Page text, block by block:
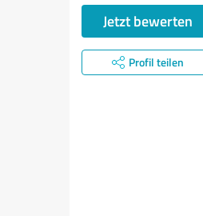
Jetzt bewerten
Profil teilen